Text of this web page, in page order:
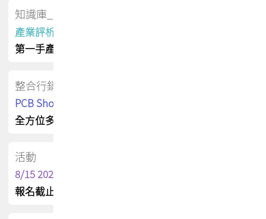
知識庫_會員專屬
產業評析報告
第一手產業資訊
整合行銷
PCB Shop 採購指南
全方位多元曝光方案
活動
8/15 2026 TPCA健康盃保齡球聯誼賽
報名截止日 : 8/3 活動日期 : 8/15